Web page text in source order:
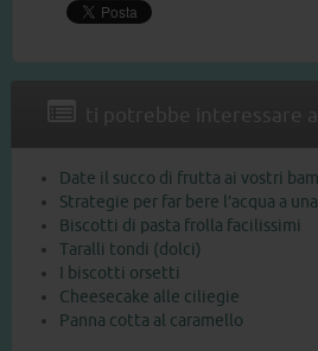
ti potrebbe interessare
Date il succo di frutta ai vostri
Strategie per far bere l’acqua a
Biscotti di pasta frolla facilissimi
Taralli tondi (dolci)
I biscotti orsetti
Cheesecake alle ciliegie
Panna cotta al caramello